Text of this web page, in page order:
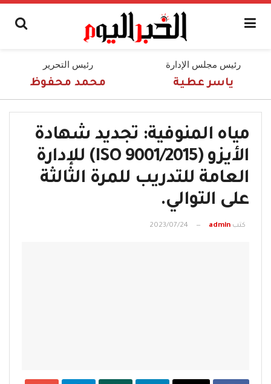
رئيس مجلس الإدارة
ياسر عطية
رئيس التحرير
محمد محفوظ
مياه المنوفية: تجديد شهادة
الأيزو (9001/2015 ISO) للإدارة
العامة للتدريب للمرة الثالثة
على التوالي.
كتب admin
2023/07/24